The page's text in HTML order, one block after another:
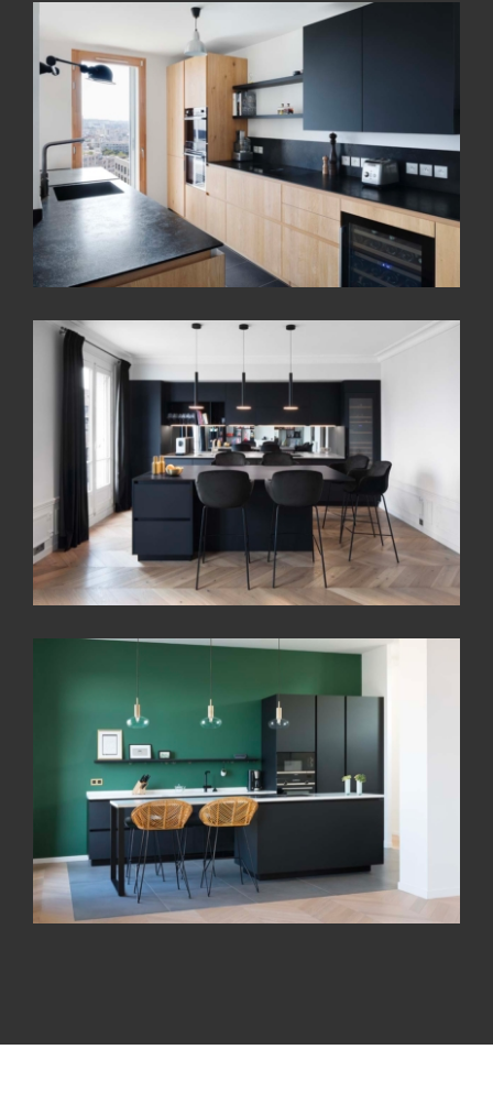
Idée d’aménagement Cuisine
équipée et bureau en Îlot
Cuisine sur mesure design
La cuisine fait salon